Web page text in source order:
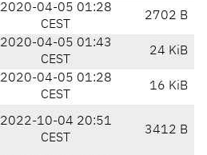
2020-04-05 01:28
CEST
2702 B
2020-04-05 01:43
CEST
24 KiB
2020-04-05 01:28
CEST
16 KiB
2022-10-04 20:51
CEST
3412 B